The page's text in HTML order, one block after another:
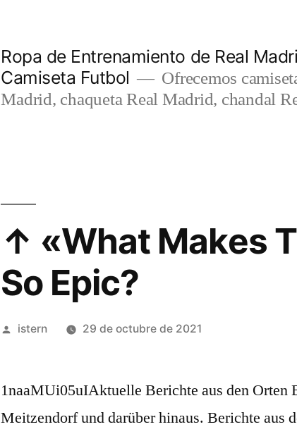
Ropa de Entrenamiento de Real
Camiseta Futbol
Ofrecemos
Madrid, chaqueta Real Madrid, chandal
↑ «What Makes
So Epic?
Publicado
istern 29 de octubre de 2021
1naaMUi05uIAktuelle Berichte aus den Orten
Meitzendorf und darüber hinaus. Berichte aus